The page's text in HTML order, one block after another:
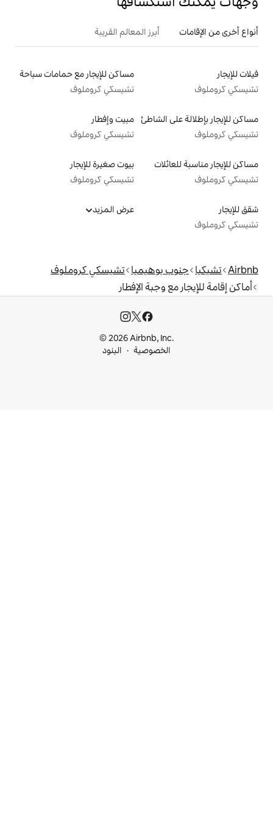
أبرز المعالم القريبة
مساكن للإيجار مع حمامات سباحة
تشيسكي كروملوف
مبيت وإفطار
تشيسكي كروملوف
بيوت صغيرة للإيجار
تشيسكي كروملوف
عرض المزيد
تشيسكي كروملوف
الإفطار